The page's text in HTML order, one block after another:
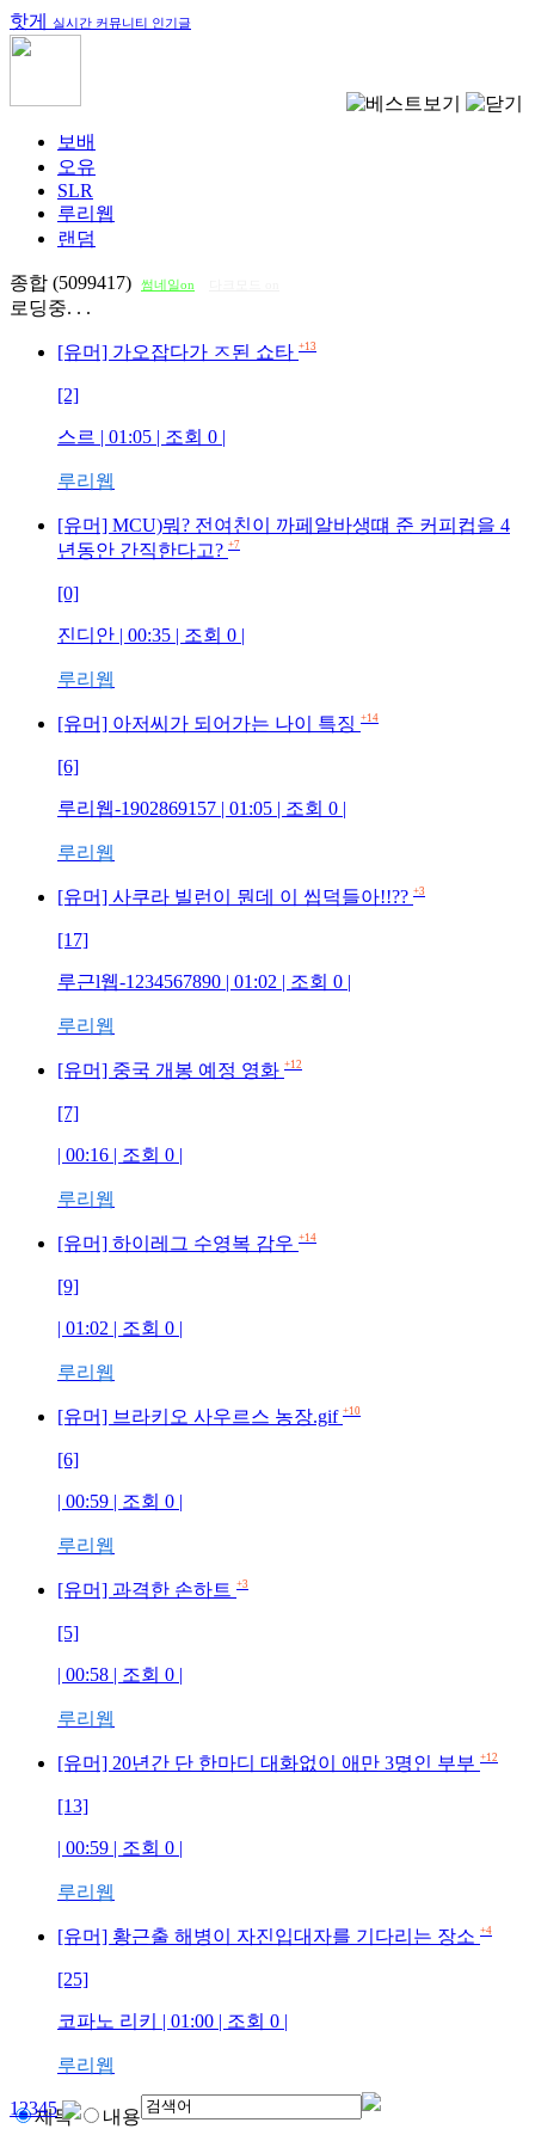
핫게 실시간 커뮤니티 인기글
보배
오유
SLR
루리웹
랜덤
종합 (5099417) 썸네일on
로딩중. . .
[유머] 가오잡다가 ㅈ된 쇼타 +13
[2]
스르 | 01:05 | 조회 0 |
루리웹
[유머] MCU)뭐? 전여친이 까페알바생떄 준 커피컵을 4
년동안 간직한다고? +7
[0]
진디안 | 00:35 | 조회 0 |
루리웹
[유머] 아저씨가 되어가는 나이 특징 +14
[6]
루리웹-1902869157 | 01:05 | 조회 0 |
루리웹
[유머] 사쿠라 빌런이 뭔데 이 씹덕들아!!?? +3
[17]
루근l웹-1234567890 | 01:02 | 조회 0 |
루리웹
[유머] 중국 개봉 예정 영화 +12
[7]
| 00:16 | 조회 0 |
루리웹
[유머] 하이레그 수영복 감우 +14
[9]
| 01:02 | 조회 0 |
루리웹
[유머] 브라키오 사우르스 농장.gif +10
[6]
| 00:59 | 조회 0 |
루리웹
[유머] 과격한 손하트 +3
[5]
| 00:58 | 조회 0 |
루리웹
[유머] 20년간 단 한마디 대화없이 애만 3명인 부부 +12
[13]
| 00:59 | 조회 0 |
루리웹
[유머] 황근출 해병이 자진입대자를 기다리는 장소 +4
[25]
코파노 리키 | 01:00 | 조회 0 |
루리웹
12345
제목 내용